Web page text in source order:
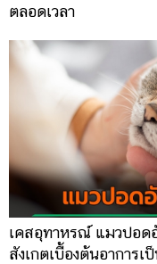
ตลอดเวลา
เคสอุทาหรณ์ แมวปอด
สังเกตเบื้องต้นอาการเป็